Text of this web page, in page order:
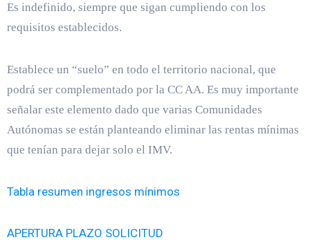
Es indefinido, siempre que sigan cumpliendo con los
requisitos establecidos.
Establece un “suelo” en todo el territorio nacional, que
podrá ser complementado por la CC AA. Es muy importante
señalar este elemento dado que varias Comunidades
Autónomas se están planteando eliminar las rentas mínimas
que tenían para dejar solo el IMV.
Tabla resumen ingresos mínimos
APERTURA PLAZO SOLICITUD